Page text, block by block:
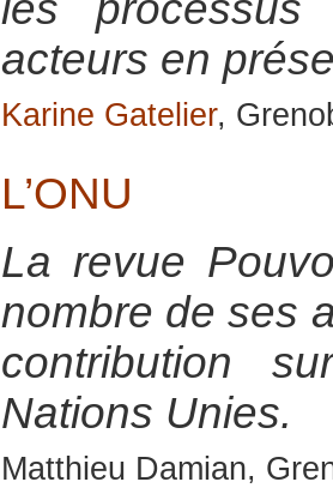
acteurs en
Karine Gatelier,
L’ONU
La revue
nombre de ses
contribution
Nations Unies.
Matthieu Damian,